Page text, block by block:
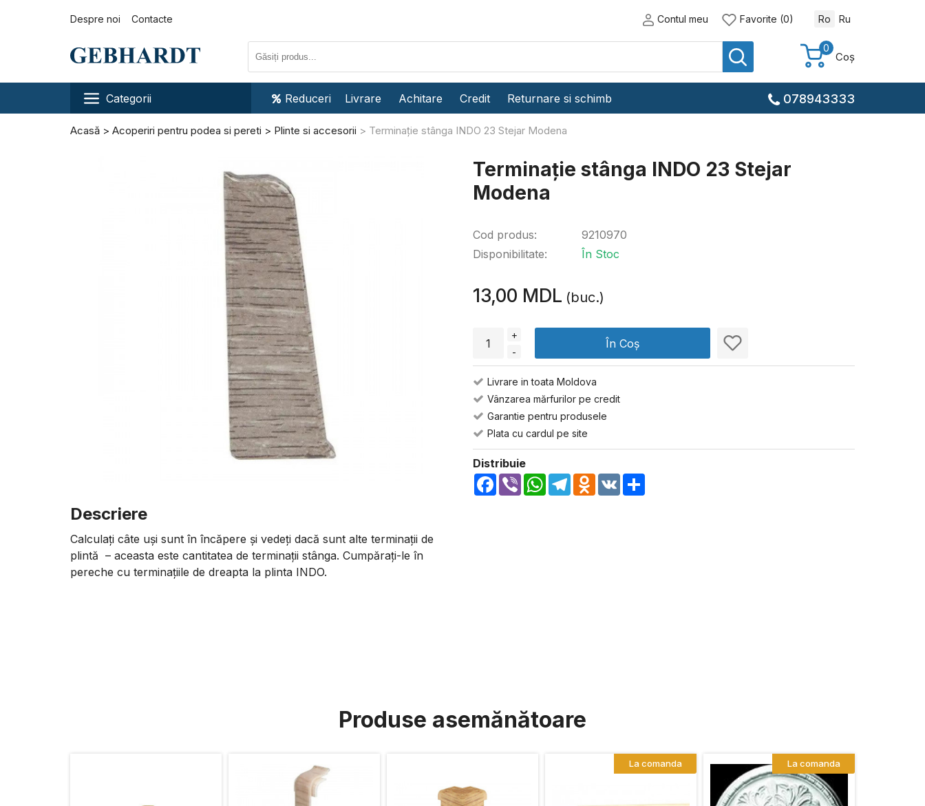
Despre noi Contacte Contul meu Favorite (0) Ro Ru
0
Coș
Categorii Reduceri Livrare Achitare Credit Returnare si schimb 078943333
Acasă Acoperiri pentru podea si pereti Plinte si accesorii Terminație stânga INDO 23 Stejar Modena
Descriere
Calculați câte uși sunt în încăpere și vedeți dacă sunt alte terminații de
plintă – aceasta este cantitatea de terminații stânga. Cumpărați-le în
pereche cu terminațiile de dreapta la plinta INDO.
Terminație stânga INDO 23 Stejar
Modena
Cod produs:
Disponibilitate:
9210970
În Stoc
13,00 MDL (buc.)
+
-
În Coș
Livrare in toata Moldova
Vânzarea mărfurilor pe credit
Garantie pentru produsele
Plata cu cardul pe site
Distribuie
Facebook
Viber WhatsApp
TelegramOdnoklassniki
VK
Produse asemănătoare
La comanda La comanda